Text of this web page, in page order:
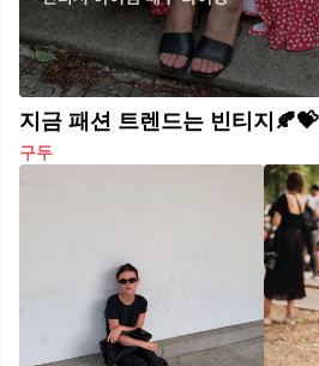
지금 패션 트렌드는 빈티지🍂💝
구두